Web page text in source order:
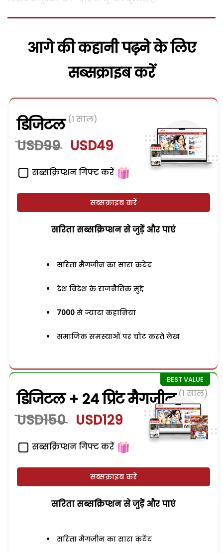
आगे की कहानी पढ़ने के लिए
सब्सक्राइब करें
डिजिटल (1 साल)
USD99 USD49
सब्सक्रिप्शन गिफ्ट करें
सब्सक्राइब करें
सरिता सब्सक्रिप्शन से जुड़ेें और पाएं
सरिता मैगजीन का सारा कंटेंट
देश विदेश के राजनैतिक मुद्दे
7000 से ज्यादा कहानियां
समाजिक समस्याओं पर चोट करते लेख
डिजिटल + 24 प्रिंट मैगजीन (1 साल)
USD150 USD129
सब्सक्रिप्शन गिफ्ट करें
सब्सक्राइब करें
सरिता सब्सक्रिप्शन से जुड़ेें और पाएं
सरिता मैगजीन का सारा कंटेंट